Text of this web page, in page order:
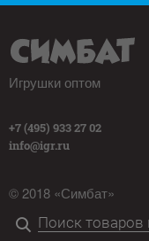
Игрушки оптом
+7 (495) 933 27 02
info@igr.ru
© 2018 «Симбат»